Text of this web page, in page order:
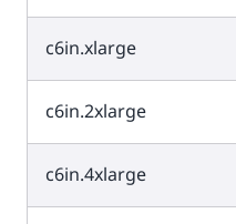
vCPU
2 4
c6in.xlarge
vCPU
4 8
c6in.2xlarge
vCPU
c6in.4xlarge